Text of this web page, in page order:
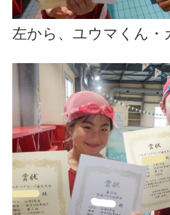
左から、ユウマくん・